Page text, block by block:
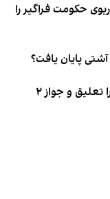
حکومت فراگیر را
پایان یافت؟
طالبان فعالیت ۷ دانشگاه خصوصی را تعلیق و جواز ۲